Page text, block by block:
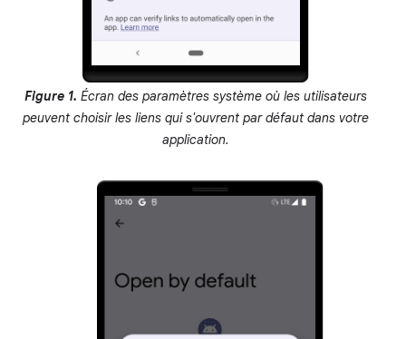
Figure 1. Écran des paramètres système où les utilisateurs
peuvent choisir les liens qui s'ouvrent par défaut dans votre
application.